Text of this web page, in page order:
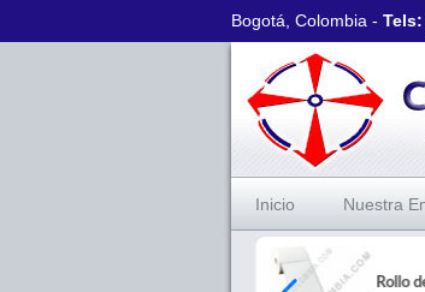
Bogotá, Colombia - Tels:
Inicio Nuestra
Rollo